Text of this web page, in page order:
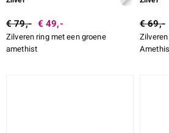
€ 79,- € 49,-
Zilveren ring met een groene
amethist
€ 69,-